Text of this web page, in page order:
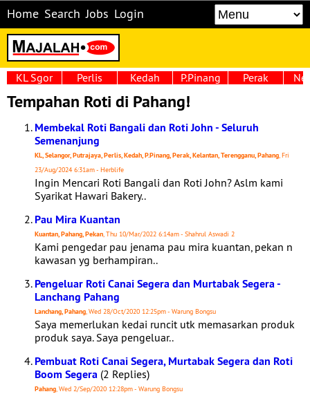
Home Search Jobs Login
KL Sgor Perlis Kedah P.Pinang Perak
Tempahan Roti di Pahang!
Membekal Roti Bangali dan Roti John - Seluruh
Semenanjung
KL, Selangor, Putrajaya, Perlis, Kedah, P.Pinang, Perak, Kelantan, Terengganu, Pahang, Fri
23/Aug/2024 6:31am - Herblife
Ingin Mencari Roti Bangali dan Roti John? Aslm kami
Syarikat Hawari Bakery..
Pau Mira Kuantan
Kuantan, Pahang, Pekan, Thu 10/Mar/2022 6:14am - Shahrul Aswadi 2
Kami pengedar pau jenama pau mira kuantan, pekan n
kawasan yg berhampiran..
Pengeluar Roti Canai Segera dan Murtabak Segera -
Lanchang Pahang
Lanchang, Pahang, Wed 28/Oct/2020 12:25pm - Warung Bongsu
Saya memerlukan kedai runcit utk memasarkan produk
produk saya. Saya pengeluar..
Pembuat Roti Canai Segera, Murtabak Segera dan Roti
Boom Segera (2 Replies)
Pahang, Wed 2/Sep/2020 12:28pm - Warung Bongsu